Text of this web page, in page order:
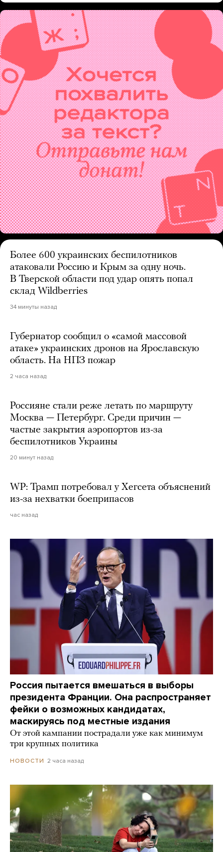
Более 600 украинских беспилотников
атаковали Россию и Крым за одну ночь.
В Тверской области под удар опять попал
склад Wildberries
34 минуты назад
Губернатор сообщил о «самой массовой
атаке» украинских дронов на Ярославскую
область. На НПЗ пожар
2 часа назад
Россияне стали реже летать по маршруту
Москва — Петербург. Среди причин —
частые закрытия аэропортов из-за
беспилотников Украины
20 минут назад
WP: Трамп потребовал у Хегсета объяснений
из-за нехватки боеприпасов
час назад
Россия пытается вмешаться в выборы
президента Франции. Она распространяет
фейки о возможных кандидатах,
маскируясь под местные издания
От этой кампании пострадали уже как минимум
три крупных политика
НОВОСТИ 2 часа назад